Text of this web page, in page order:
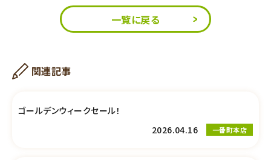
一覧に戻る
関連記事
ゴールデンウィークセール！
2026.04.16
一番町本店